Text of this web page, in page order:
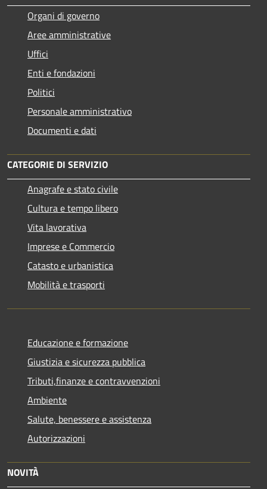
Organi di governo
Aree amministrative
Uffici
Enti e fondazioni
Politici
Personale amministrativo
Documenti e dati
CATEGORIE DI SERVIZIO
Anagrafe e stato civile
Cultura e tempo libero
Vita lavorativa
Imprese e Commercio
Catasto e urbanistica
Mobilità e trasporti
Educazione e formazione
Giustizia e sicurezza pubblica
Tributi,finanze e contravvenzioni
Ambiente
Salute, benessere e assistenza
Autorizzazioni
NOVITÀ